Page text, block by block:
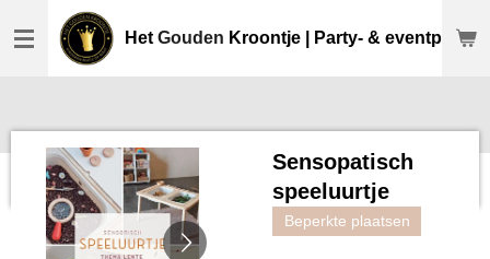
direct
Het Gouden Kroontje | Party- &
Sensopatisch
speeluurtje
Beperkte plaatsen